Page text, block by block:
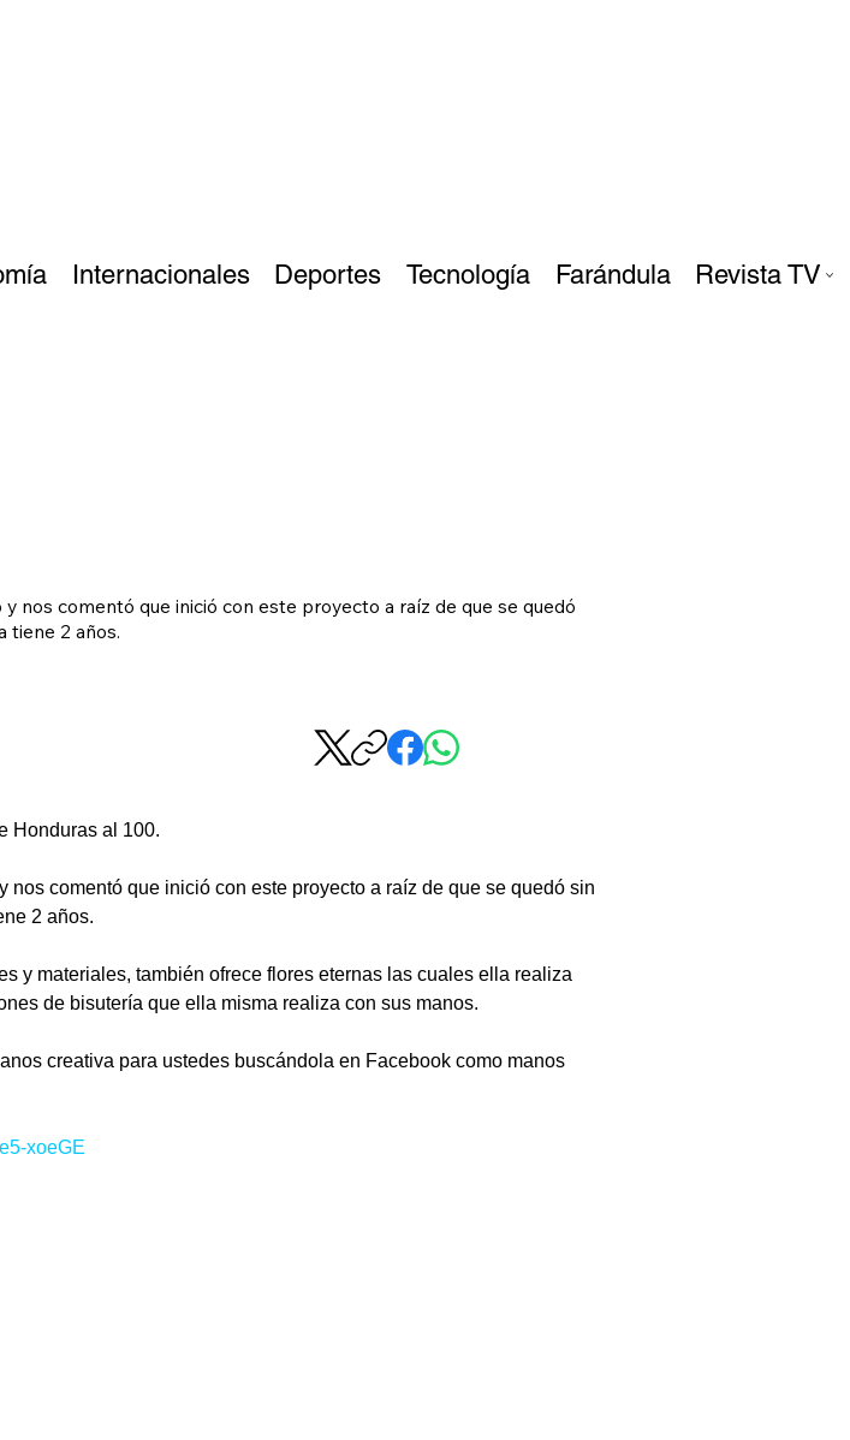
Internacionales Deportes Tecnología Farándula Revista TV
nos comentó que inició con este proyecto a raíz de que se quedó
tiene 2 años.
Honduras al 100.
comentó que inició con este proyecto a raíz de que se quedó sin
2 años.
y materiales, también ofrece flores eternas las cuales ella realiza
de bisutería que ella misma realiza con sus manos.
creativa para ustedes buscándola en Facebook como manos
xoeGE